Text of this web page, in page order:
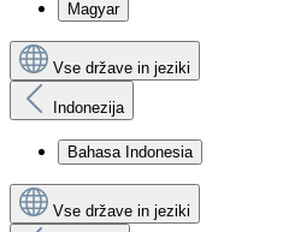
Magyar
Vse države in jeziki
Indonezija
Bahasa Indonesia
Vse države in jeziki